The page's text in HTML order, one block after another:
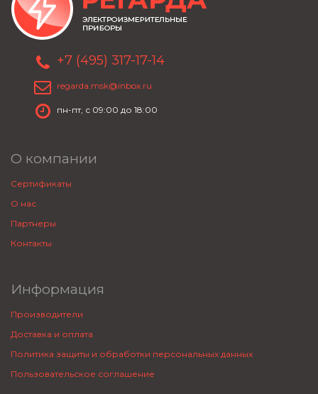
+7 (495) 317-17-14
regarda.msk@inbox.ru
пн-пт, с 09:00 до 18:00
О компании
Сертификаты
О нас
Партнеры
Контакты
Информация
Производители
Доставка и оплата
Политика защиты и обработки персональных данных
Пользовательское соглашение